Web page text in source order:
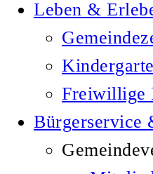
Leben &
Freiwillige
Bürgerservice